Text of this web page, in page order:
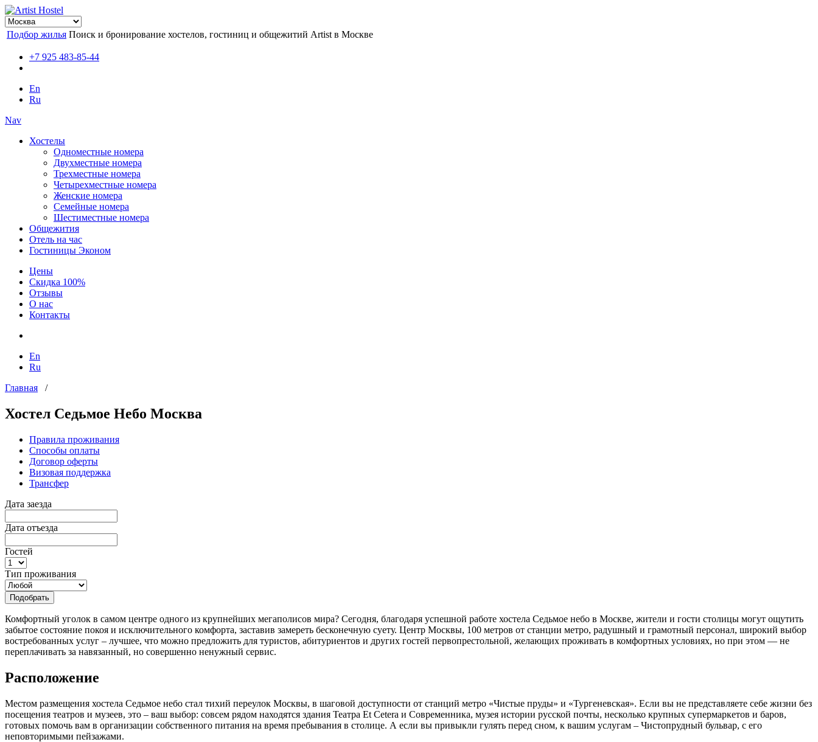
Подбор жилья Поиск и бронирование хостелов, гостиниц и общежитий Artist в Москве
+7 925 483-85-44
En
Ru
Nav
Хостелы
Одноместные номера
Двухместные номера
Трехместные номера
Четырехместные номера
Женские номера
Семейные номера
Шестиместные номера
Общежития
Отель на час
Гостиницы Эконом
Цены
Скидка 100%
Отзывы
О нас
Контакты
En
Ru
Главная /
Хостел Седьмое Небо Москва
Правила проживания
Способы оплаты
Договор оферты
Визовая поддержка
Трансфер
Дата заезда
Дата отъезда
Гостей
Тип проживания
Подобрать
Комфортный уголок в самом центре одного из крупнейших мегаполисов мира? Сегодня, благодаря успешной работе хостела Седьмое небо в Москве, жители и гости столицы могут ощутить
забытое состояние покоя и исключительного комфорта, заставив замереть бесконечную суету. Центр Москвы, 100 метров от станции метро, радушный и грамотный персонал, широкий выбор
востребованных услуг – лучшее, что можно предложить для туристов, абитуриентов и других гостей первопрестольной, желающих проживать в комфортных условиях, но при этом — не
переплачивать за навязанный, но совершенно ненужный сервис.
Расположение
Местом размещения хостела Седьмое небо стал тихий переулок Москвы, в шаговой доступности от станций метро «Чистые пруды» и «Тургеневская». Если вы не представляете себе жизни без
посещения театров и музеев, это – ваш выбор: совсем рядом находятся здания Театра Et Cetera и Современника, музея истории русской почты, несколько крупных супермаркетов и баров,
готовых помочь вам в организации собственного питания на время пребывания в столице. А если вы привыкли гулять перед сном, к вашим услугам – Чистопрудный бульвар, с его
неповторимыми пейзажами.